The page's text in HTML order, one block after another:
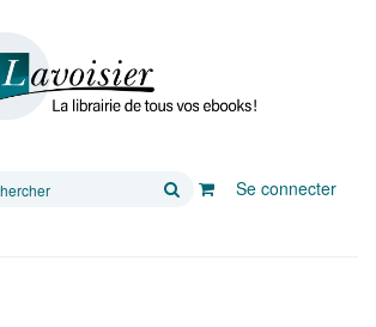
Rechercher
Se connecter